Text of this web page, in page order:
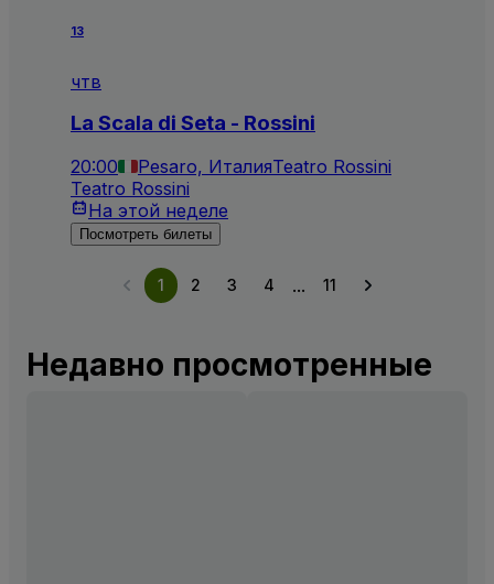
13
чтв
La Scala di Seta - Rossini
20:00 Pesaro, ИталияTeatro Rossini
Teatro Rossini
На этой неделе
Посмотреть билеты
1 2 3 4 ... 11
Недавно просмотренные